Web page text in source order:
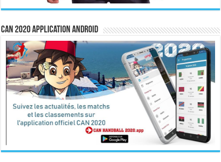
CAN 2020 Application Android